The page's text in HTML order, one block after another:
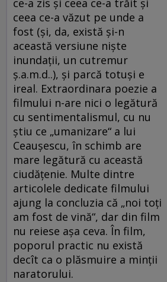
ce-a zis şi ceea ce-a trăit şi
ceea ce-a văzut pe unde a
fost (şi, da, există şi-n
această versiune nişte
inundaţii, un cutremur
ş.a.m.d..), şi parcă totuşi e
ireal. Extraordinara poezie a
filmului n-are nici o legătură
cu sentimentalismul, cu nu
ştiu ce „umanizare“ a lui
Ceauşescu, în schimb are
mare legătură cu această
ciudăţenie. Multe dintre
articolele dedicate filmului
ajung la concluzia că „noi toţi
am fost de vină“, dar din film
nu reiese aşa ceva. În film,
poporul practic nu există
decît ca o plăsmuire a minţii
naratorului.